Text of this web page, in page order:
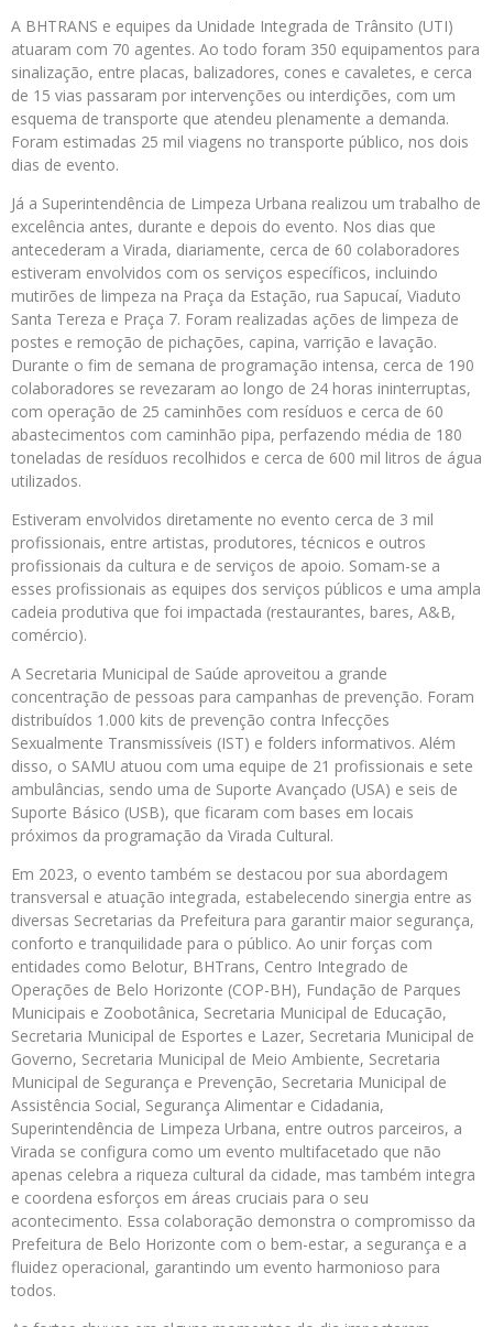
A BHTRANS e equipes da Unidade Integrada de Trânsito (UTI)
atuaram com 70 agentes. Ao todo foram 350 equipamentos para
sinalização, entre placas, balizadores, cones e cavaletes, e cerca
de 15 vias passaram por intervenções ou interdições, com um
esquema de transporte que atendeu plenamente a demanda.
Foram estimadas 25 mil viagens no transporte público, nos dois
dias de evento.
Já a Superintendência de Limpeza Urbana realizou um trabalho de
excelência antes, durante e depois do evento. Nos dias que
antecederam a Virada, diariamente, cerca de 60 colaboradores
estiveram envolvidos com os serviços específicos, incluindo
mutirões de limpeza na Praça da Estação, rua Sapucaí, Viaduto
Santa Tereza e Praça 7. Foram realizadas ações de limpeza de
postes e remoção de pichações, capina, varrição e lavação.
Durante o fim de semana de programação intensa, cerca de 190
colaboradores se revezaram ao longo de 24 horas ininterruptas,
com operação de 25 caminhões com resíduos e cerca de 60
abastecimentos com caminhão pipa, perfazendo média de 180
toneladas de resíduos recolhidos e cerca de 600 mil litros de água
utilizados.
Estiveram envolvidos diretamente no evento cerca de 3 mil
profissionais, entre artistas, produtores, técnicos e outros
profissionais da cultura e de serviços de apoio. Somam-se a
esses profissionais as equipes dos serviços públicos e uma ampla
cadeia produtiva que foi impactada (restaurantes, bares, A&B,
comércio).
A Secretaria Municipal de Saúde aproveitou a grande
concentração de pessoas para campanhas de prevenção. Foram
distribuídos 1.000 kits de prevenção contra Infecções
Sexualmente Transmissíveis (IST) e folders informativos. Além
disso, o SAMU atuou com uma equipe de 21 profissionais e sete
ambulâncias, sendo uma de Suporte Avançado (USA) e seis de
Suporte Básico (USB), que ficaram com bases em locais
próximos da programação da Virada Cultural.
Em 2023, o evento também se destacou por sua abordagem
transversal e atuação integrada, estabelecendo sinergia entre as
diversas Secretarias da Prefeitura para garantir maior segurança,
conforto e tranquilidade para o público. Ao unir forças com
entidades como Belotur, BHTrans, Centro Integrado de
Operações de Belo Horizonte (COP-BH), Fundação de Parques
Municipais e Zoobotânica, Secretaria Municipal de Educação,
Secretaria Municipal de Esportes e Lazer, Secretaria Municipal de
Governo, Secretaria Municipal de Meio Ambiente, Secretaria
Municipal de Segurança e Prevenção, Secretaria Municipal de
Assistência Social, Segurança Alimentar e Cidadania,
Superintendência de Limpeza Urbana, entre outros parceiros, a
Virada se configura como um evento multifacetado que não
apenas celebra a riqueza cultural da cidade, mas também integra
e coordena esforços em áreas cruciais para o seu
acontecimento. Essa colaboração demonstra o compromisso da
Prefeitura de Belo Horizonte com o bem-estar, a segurança e a
fluidez operacional, garantindo um evento harmonioso para
todos.